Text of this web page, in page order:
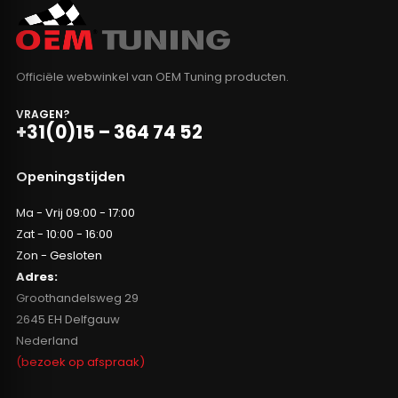
Officiële webwinkel van OEM Tuning producten.
VRAGEN?
+31(0)15 – 364 74 52
Openingstijden
Ma - Vrij 09:00 - 17:00
Zat - 10:00 - 16:00
Zon - Gesloten
Adres:
Groothandelsweg 29
2645 EH Delfgauw
Nederland
(bezoek op afspraak)